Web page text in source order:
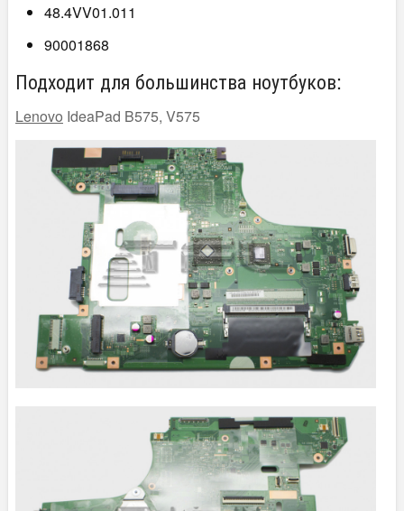
48.4VV01.011
90001868
Подходит для большинства ноутбуков:
Lenovo IdeaPad B575, V575